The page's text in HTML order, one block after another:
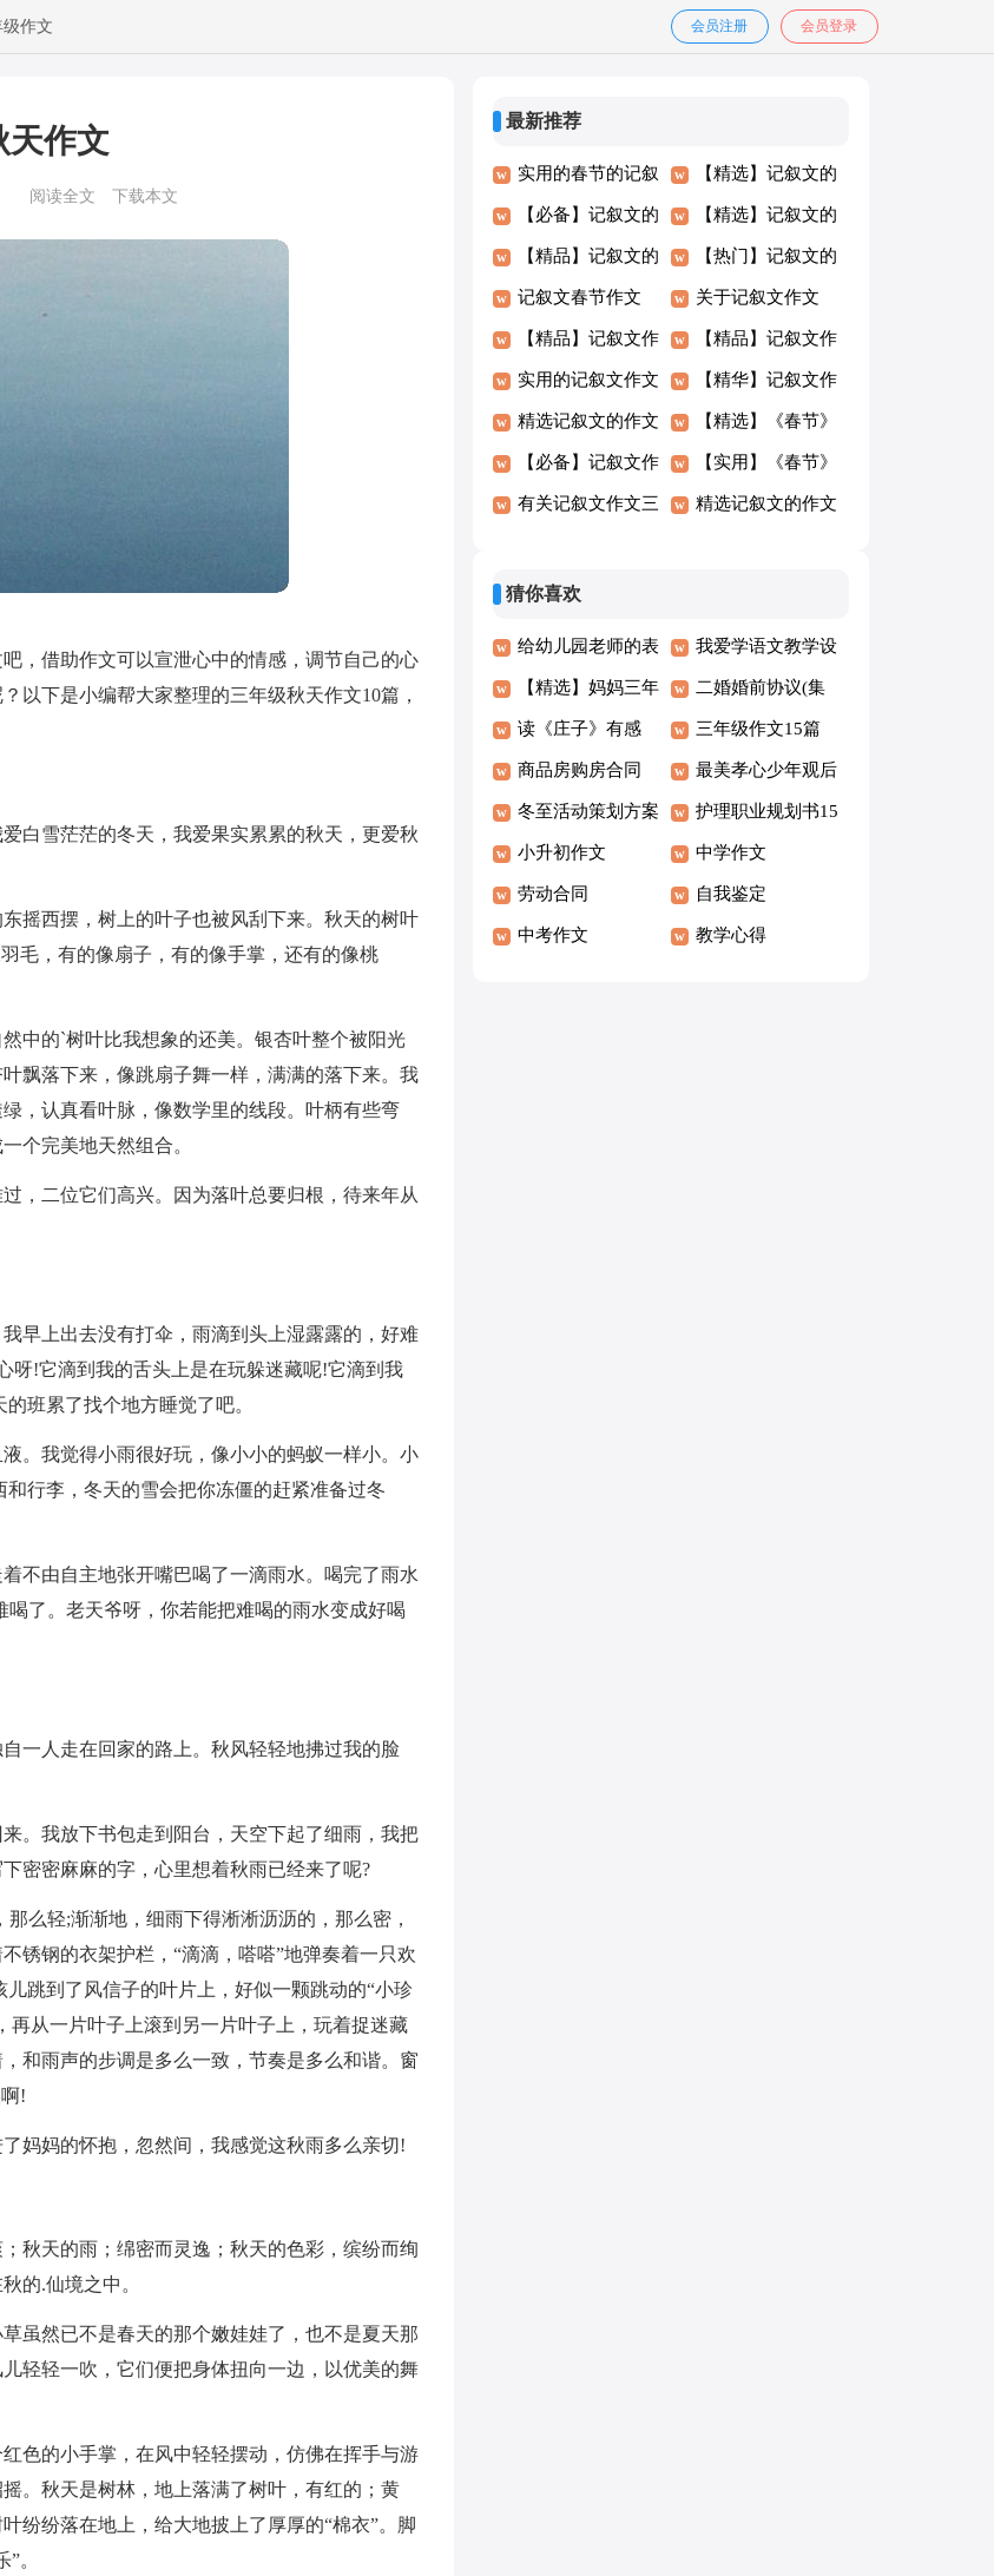
作文 会员登录
会员注册
天作文
阅读全文 下载本文
，借助作文可以宣泄心中的情感，调节自己的心
以下是小编帮大家整理的三年级秋天作文10篇，
白雪茫茫的冬天，我爱果实累累的秋天，更爱秋
摇西摆，树上的叶子也被风刮下来。秋天的树叶
毛，有的像扇子，有的像手掌，还有的像桃
中的`树叶比我想象的还美。银杏叶整个被阳光
飘落下来，像跳扇子舞一样，满满的落下来。我
，认真看叶脉，像数学里的线段。叶柄有些弯
个完美地天然组合。
，二位它们高兴。因为落叶总要归根，待来年从
早上出去没有打伞，雨滴到头上湿露露的，好难
呀!它滴到我的舌头上是在玩躲迷藏呢!它滴到我
班累了找个地方睡觉了吧。
。我觉得小雨很好玩，像小小的蚂蚁一样小。小
行李，冬天的雪会把你冻僵的赶紧准备过冬
不由自主地张开嘴巴喝了一滴雨水。喝完了雨水
了。老天爷呀，你若能把难喝的雨水变成好喝
一人走在回家的路上。秋风轻轻地拂过我的脸
。我放下书包走到阳台，天空下起了细雨，我把
密密麻麻的字，心里想着秋雨已经来了呢?
么轻;渐渐地，细雨下得淅淅沥沥的，那么密，
锈钢的衣架护栏，“滴滴，嗒嗒”地弹奏着一只欢
跳到了风信子的叶片上，好似一颗跳动的“小珍
再从一片叶子上滚到另一片叶子上，玩着捉迷藏
和雨声的步调是多么一致，节奏是多么和谐。窗
!
妈妈的怀抱，忽然间，我感觉这秋雨多么亲切!
秋天的雨；绵密而灵逸；秋天的色彩，缤纷而绚
的.仙境之中。
虽然已不是春天的那个嫩娃娃了，也不是夏天那
轻轻一吹，它们便把身体扭向一边，以优美的舞
色的小手掌，在风中轻轻摆动，仿佛在挥手与游
。秋天是树林，地上落满了树叶，有红的；黄
纷落在地上，给大地披上了厚厚的“棉衣”。脚
。
最新推荐
实用的春节的记叙
文作文汇总七篇
【精选】记叙文的
作文集锦六篇
【必备】记叙文的
作文600字八篇
【精选】记叙文的
作文汇总8篇
【精品】记叙文的
作文300字汇总6篇
【热门】记叙文的
作文600字集合九
篇
记叙文春节作文
600字合集10篇
关于记叙文作文
300字3篇
【精品】记叙文作
文400字合集5篇
【精品】记叙文作
文300字十篇
实用的记叙文作文
300字集合5篇
【精华】记叙文作
文600字集合8篇
精选记叙文的作文
300字合集十篇
【精选】《春节》
记叙文作文400字
四篇
【必备】记叙文作
文600字三篇
【实用】《春节》
记叙文作文三篇
有关记叙文作文三 精选记叙文的作文
猜你喜欢
给幼儿园老师的表
扬信精选15篇
我爱学语文教学设
计
【精选】妈妈三年
级作文300字汇总
六篇
二婚婚前协议(集
合10篇)
读《庄子》有感 三年级作文15篇
商品房购房合同
(汇编15篇)
最美孝心少年观后
感合集15篇
冬至活动策划方案 护理职业规划书15
篇
小升初作文 中学作文
劳动合同 自我鉴定
中考作文 教学心得